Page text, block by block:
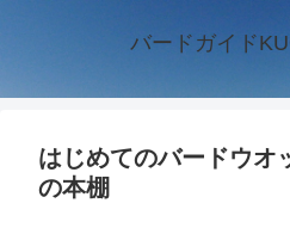
バードガイド
はじめてのバードウ
の本棚